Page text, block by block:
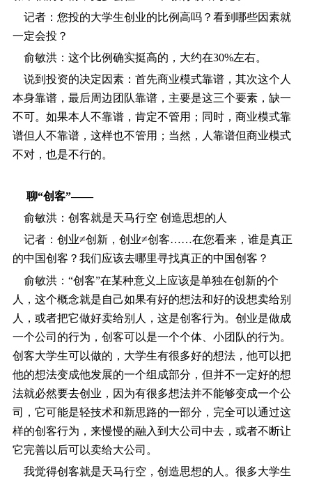
记者：您投的大学生创业的比例高吗？看到哪些因素就
一定会投？
俞敏洪：这个比例确实挺高的，大约在30%左右。
说到投资的决定因素：首先商业模式靠谱，其次这个人
本身靠谱，最后周边团队靠谱，主要是这三个要素，缺一
不可。如果本人不靠谱，肯定不管用；同时，商业模式靠
谱但人不靠谱，这样也不管用；当然，人靠谱但商业模式
不对，也是不行的。
聊“创客”――
俞敏洪：创客就是天马行空 创造思想的人
记者：创业≠创新，创业≠创客……在您看来，谁是真正
的中国创客？我们应该去哪里寻找真正的中国创客？
俞敏洪：“创客”在某种意义上应该是单独在创新的个
人，这个概念就是自己如果有好的想法和好的设想卖给别
人，或者把它做好卖给别人，这是创客行为。创业是做成
一个公司的行为，创客可以是一个个体、小团队的行为。
创客大学生可以做的，大学生有很多好的想法，他可以把
他的想法变成他发展的一个组成部分，但并不一定好的想
法就必然要去创业，因为有很多想法并不能够变成一个公
司，它可能是轻技术和新思路的一部分，完全可以通过这
样的创客行为，来慢慢的融入到大公司中去，或者不断让
它完善以后可以卖给大公司。
我觉得创客就是天马行空，创造思想的人。很多大学生